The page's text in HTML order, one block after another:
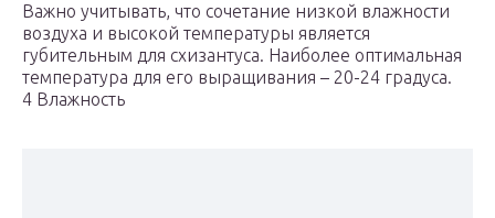
Важно учитывать, что сочетание низкой влажности
воздуха и высокой температуры является
губительным для схизантуса. Наиболее оптимальная
температура для его выращивания – 20-24 градуса.
4 Влажность